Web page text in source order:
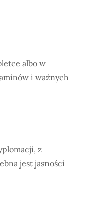
albo w
i ważnych
z
jest jasności